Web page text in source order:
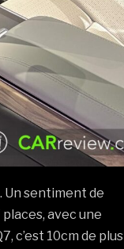
Un sentiment de
avec une
c’est 10cm de plus